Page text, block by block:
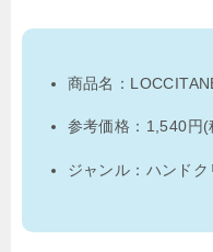
商品名：
参考価格：1,540円
ジャンル：ハンドク